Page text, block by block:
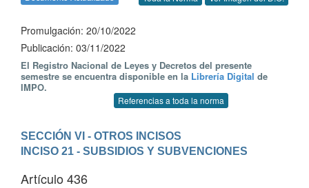
Promulgación: 20/10/2022
Publicación: 03/11/2022
El Registro Nacional de Leyes y Decretos del presente
semestre se encuentra disponible en la Librería Digital de
IMPO.
Referencias a toda la norma
SECCIÓN VI - OTROS INCISOS
INCISO 21 - SUBSIDIOS Y SUBVENCIONES
Artículo 436